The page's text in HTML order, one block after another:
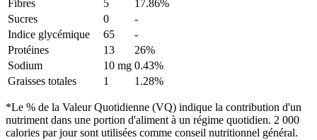
Fibres
5
17.86%
Sucres
0
-
Indice glycémique
65
-
Protéines
13
26%
Sodium
10 mg 0.43%
Graisses totales
1 1.28%
*Le % de la Valeur Quotidienne (VQ) indique la contribution d'un
nutriment dans une portion d'aliment à un régime quotidien. 2 000
calories par jour sont utilisées comme conseil nutritionnel général.